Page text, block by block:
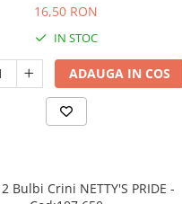
16,50 RON
IN STOC
ADAUGA IN COS
Bulbi Crini NETTY'S PRIDE -